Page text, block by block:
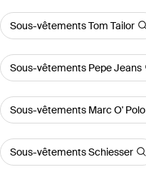
Sous-vêtements Tom Tailor
Sous-vêtements Pepe Jeans
Sous-vêtements Marc O' Polo
Sous-vêtements Schiesser